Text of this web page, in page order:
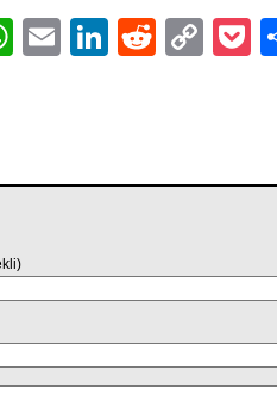
WhatsApp
EmailLinkedIn
Reddit